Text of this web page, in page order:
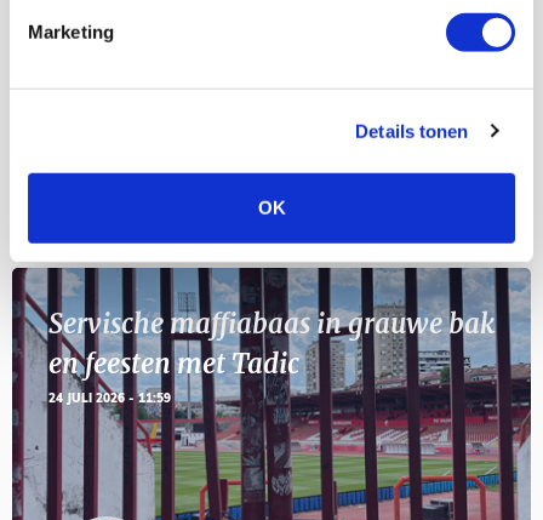
Marketing
Details tonen
OK
Geef Mij Maar Amsterdam
Servische maffiabaas in grauwe bak
en feesten met Tadic
24 JULI 2026 - 11:59